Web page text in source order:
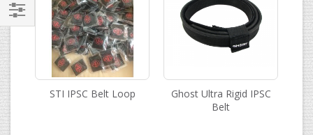
STI IPSC Belt Loop
Ghost Ultra Rigid IPSC
Belt
Filteren